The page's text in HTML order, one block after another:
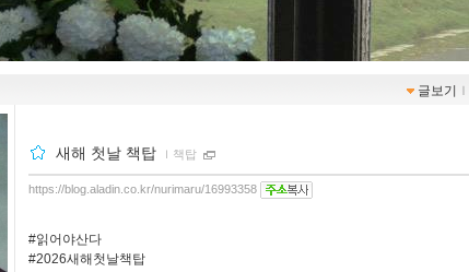
글보기 ｌ
새해 첫날 책탑 ｌ 책탑
https://blog.aladin.co.kr/nurimaru/16993358
#읽어야산다
#2026새해첫날책탑